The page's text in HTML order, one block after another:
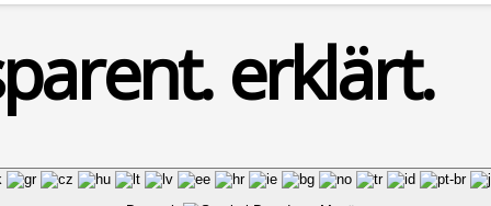
erklärt.